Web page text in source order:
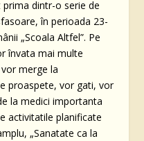
prima dintr-o serie de
în perioada 23-
„Scoala Altfel”. Pe
învata mai multe
merge la
proaspete, vor gati, vor
la medici importanta
activitatile planificate
„Sanatate ca la